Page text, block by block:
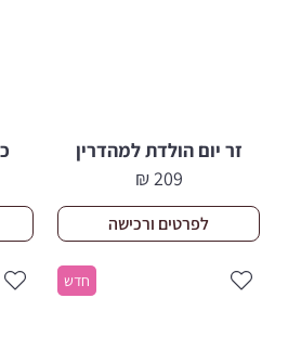
זר יום הולדת למהדרין
209
₪
לפרטים ורכישה
חדש